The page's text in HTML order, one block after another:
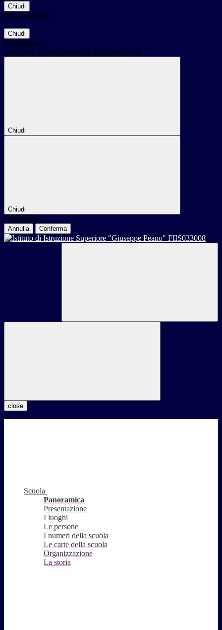
Chiudi
Informazione
Chiudi
Attendere...
Attendere il completamento dell'operazione...
Chiudi
Chiudi
Conferma
Annulla Conferma
close
Scuola
Panoramica
Presentazione
I luoghi
Le persone
I numeri della scuola
Le carte della scuola
Organizzazione
La storia